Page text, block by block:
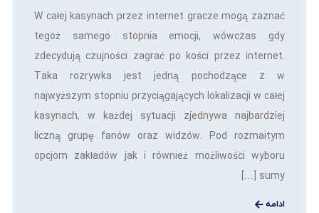
W całej kasynach przez internet gracze mogą zaznać
tegoż samego stopnia emocji, wówczas gdy
zdecydują czujności zagrać po kości przez internet.
Taka rozrywka jest jedną pochodzące z w
najwyższym stopniu przyciągających lokalizacji w całej
kasynach, w każdej sytuacji zjednywa najbardziej
liczną grupę fanów oraz widzów. Pod rozmaitym
opcjom zakładów jak i również możliwości wyboru
sumy […]
ادامه